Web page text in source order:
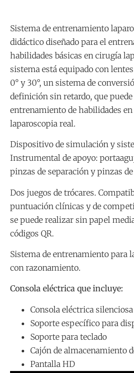
Sistema de entrenamiento
didáctico diseñado para el
habilidades básicas en cirugía
sistema está equipado con
0° y 30°, un sistema de
definición sin retardo, que
entrenamiento de habilidades
laparoscopia real.
Dispositivo de simulación y
Instrumental de apoyo:
pinzas de separación y pinzas
Dos juegos de trócares.
puntuación clínicas y de
se puede realizar sin papel
códigos QR.
Sistema de entrenamiento para
con razonamiento.
Consola eléctrica que incluye:
Consola eléctrica silenciosa
Soporte específico para
Soporte para teclado
Cajón de almacenamiento
Pantalla HD